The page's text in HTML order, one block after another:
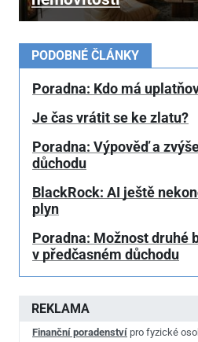
REKLAMA
Finanční poradenství pro fyzické
PODOBNÉ ČLÁNKY
Poradna: Kdo má
Je čas vrátit se ke zlatu?
Poradna: Výpověď a
důchodu
BlackRock: AI ještě
plyn
Poradna: Možnost druhé
v předčasném důchodu